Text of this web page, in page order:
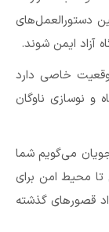
دستورالعمل‌های
آزاد ایمن شوند.
خاصی دارد
و نوسازی ناوگان
می‌گویم شما
تا محیط امن برای
قصورهای گذشته